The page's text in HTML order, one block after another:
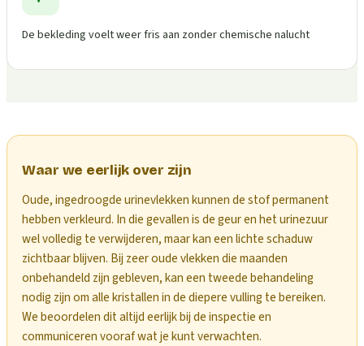
De bekleding voelt weer fris aan zonder chemische nalucht
Waar we eerlijk over zijn
Oude, ingedroogde urinevlekken kunnen de stof permanent
hebben verkleurd. In die gevallen is de geur en het urinezuur
wel volledig te verwijderen, maar kan een lichte schaduw
zichtbaar blijven. Bij zeer oude vlekken die maanden
onbehandeld zijn gebleven, kan een tweede behandeling
nodig zijn om alle kristallen in de diepere vulling te bereiken.
We beoordelen dit altijd eerlijk bij de inspectie en
communiceren vooraf wat je kunt verwachten.